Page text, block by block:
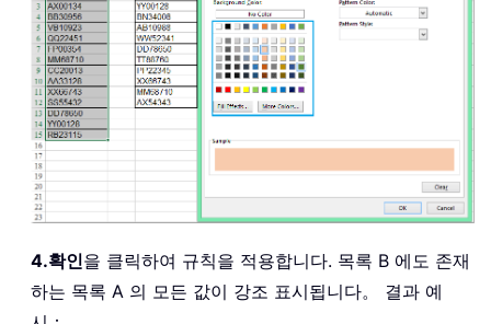
4.확인을 클릭하여 규칙을 적용합니다. 목록 B 에도 존재
하는 목록 A 의 모든 값이 강조 표시됩니다。 결과 예